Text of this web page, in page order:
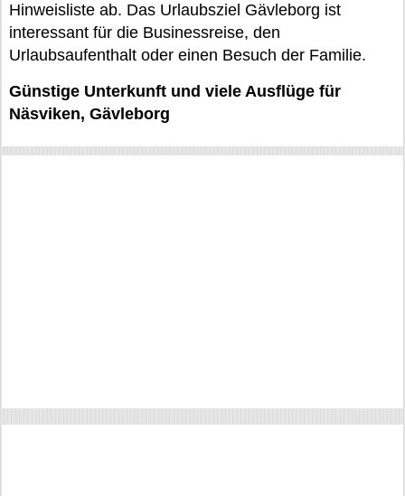
Hinweisliste ab. Das Urlaubsziel Gävleborg ist
interessant für die Businessreise, den
Urlaubsaufenthalt oder einen Besuch der Familie.
Günstige Unterkunft und viele Ausflüge für
Näsviken, Gävleborg